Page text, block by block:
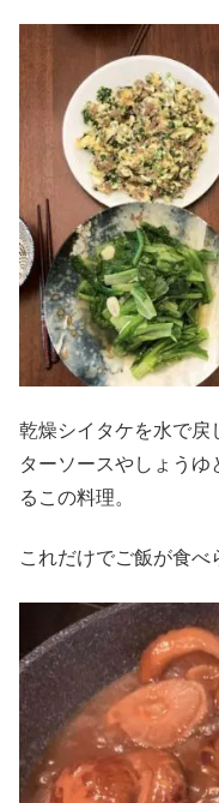
乾燥シイタケを水で戻
ターソースやしょう
るこの料理。
これだけでご飯が食べ